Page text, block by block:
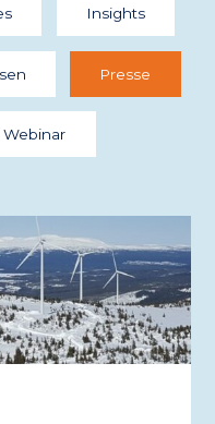
Insights
Presse
Webinar